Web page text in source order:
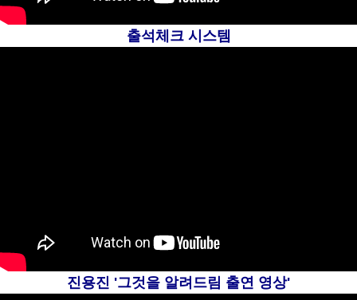
출석체크 시스템
진용진 '그것을 알려드림 출연 영상'